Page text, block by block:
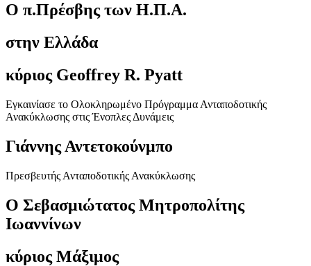
O π.Πρέσβης των Η.Π.Α.
στην Ελλάδα
κύριος Geoffrey R. Pyatt
Εγκαινίασε το Ολοκληρωμένο Πρόγραμμα Ανταποδοτικής
Ανακύκλωσης στις Ένοπλες Δυνάμεις
Γιάννης Αντετοκούνμπο
Πρεσβευτής Ανταποδοτικής Ανακύκλωσης
Ο Σεβασμιώτατος Μητροπολίτης
Ιωαννίνων
κύριος Μάξιμος